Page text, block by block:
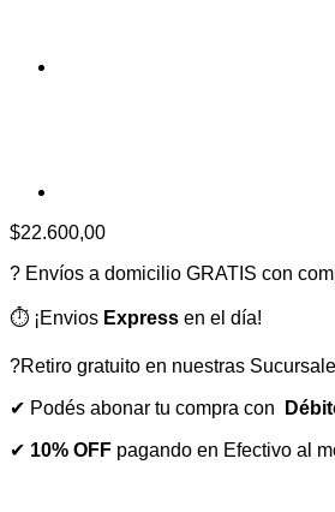
$22.600,00
? Envíos a domicilio GRATIS con
⏱️ ¡Envios Express en el día!
?Retiro gratuito en nuestras
✔ Podés abonar tu compra con
✔ 10% OFF pagando en Efectivo al